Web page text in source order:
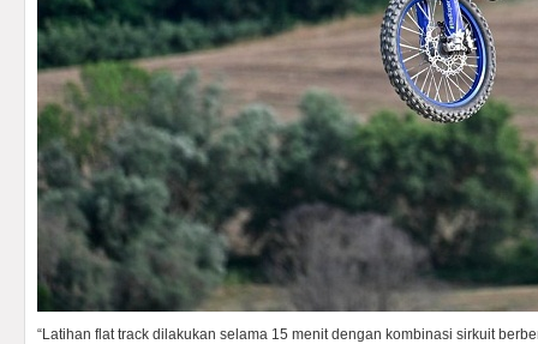
“Latihan flat track dilakukan selama 15 menit dengan kombinasi sirkuit